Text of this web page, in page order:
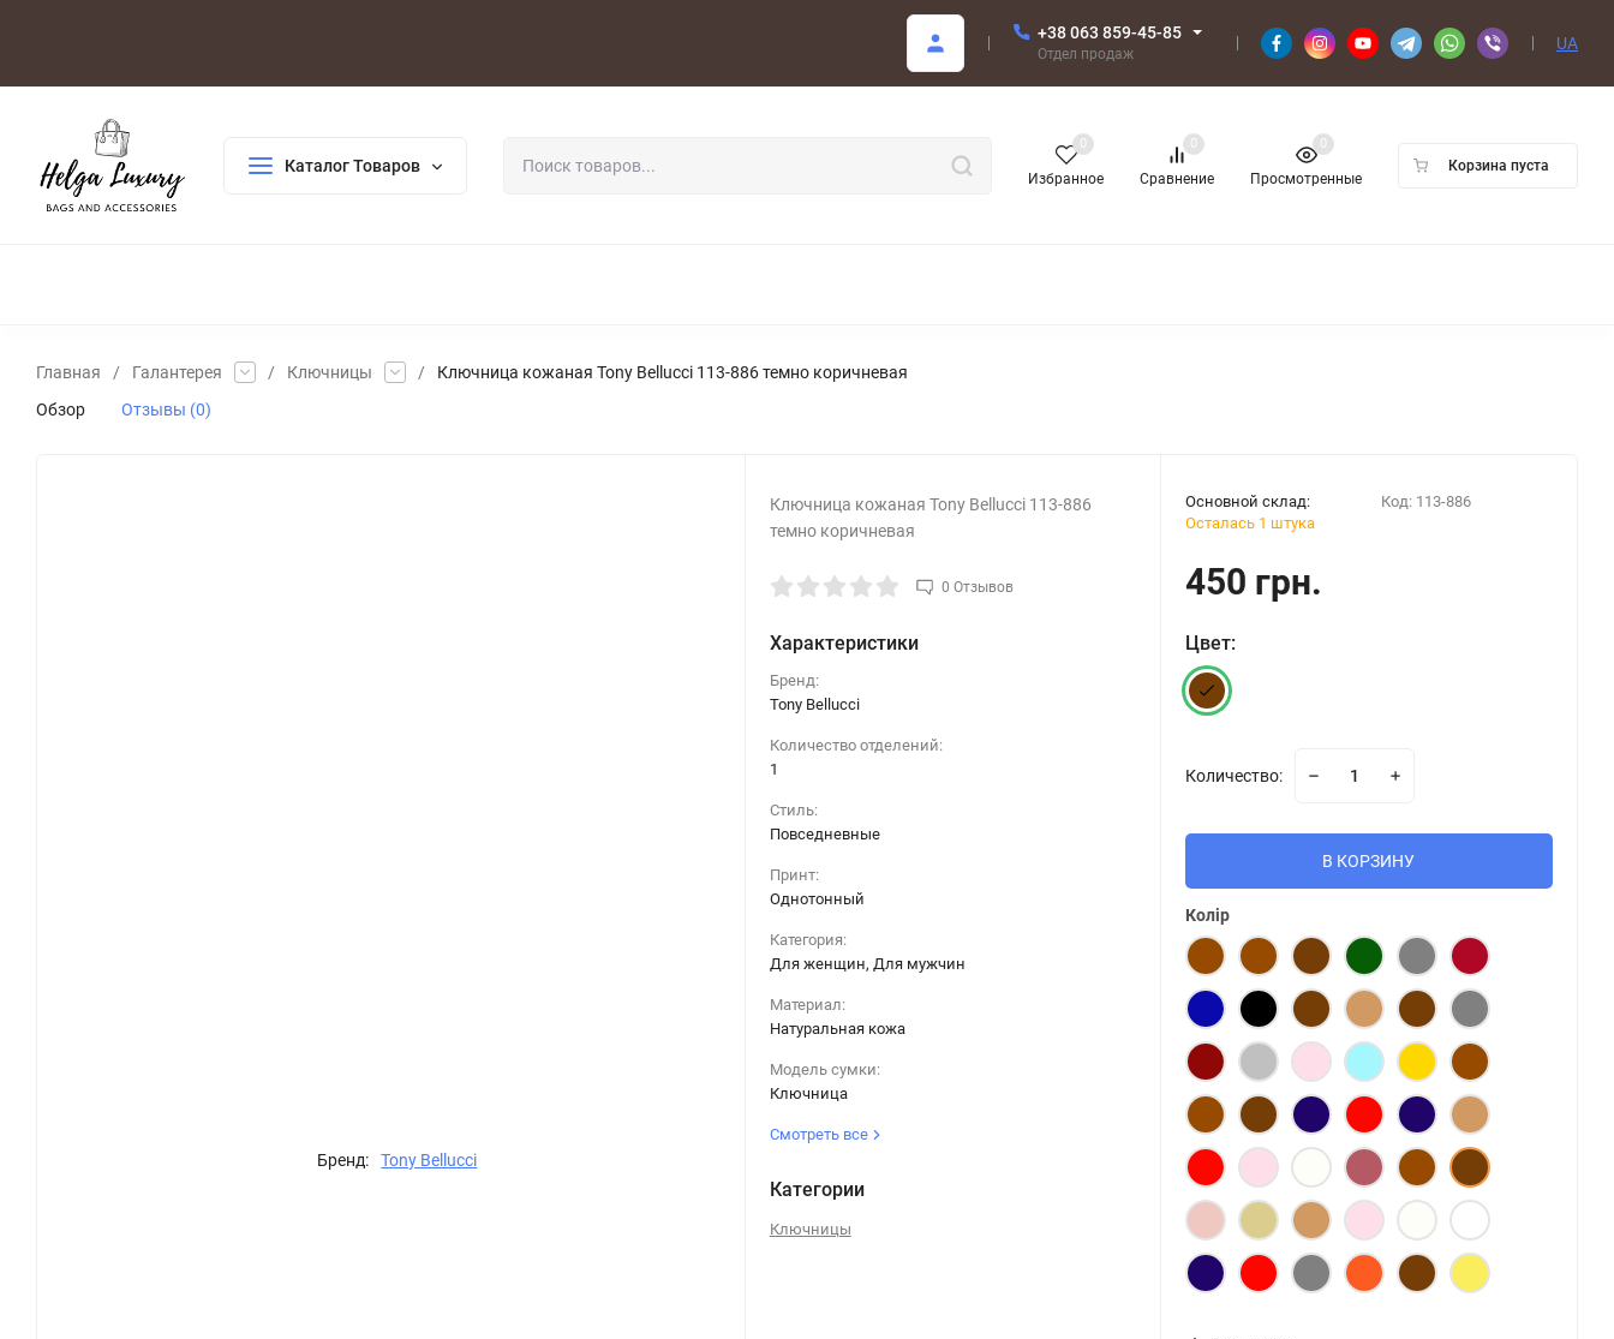
+38 063 859-45-85
Отдел продаж
UA
Каталог Товаров
Избранное
0
Сравнение
0
Просмотренные
0
Корзина пуста
Главная / Галантерея / Ключницы /
Ключница кожаная Tony Bellucci 113-886 темно коричневая
Обзор
Отзывы (0)
Бренд: Tony Bellucci
Ключница кожаная Tony Bellucci 113-886
темно коричневая
0 Отзывов
Характеристики
Бренд:
Tony Bellucci
Количество отделений:
1
Стиль:
Повседневные
Принт:
Однотонный
Категория:
Для женщин, Для мужчин
Материал:
Натуральная кожа
Модель сумки:
Ключница
Смотреть все
Категории
Ключницы
Основной склад:
Осталась 1 штука
Код: 113-886
450 грн.
Цвет:
Количество:
В КОРЗИНУ
Колір